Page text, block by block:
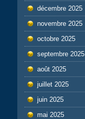
décembre 2025
novembre 2025
octobre 2025
septembre 2025
août 2025
juillet 2025
juin 2025
mai 2025